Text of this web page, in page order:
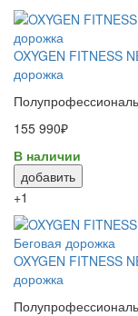
OXYGEN FITNESS
дорожка
155 990₽
В наличии
добавить
+1
OXYGEN FITNESS
дорожка